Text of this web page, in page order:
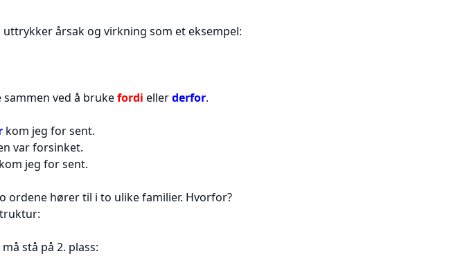
årsak og virkning som et eksempel:
ved å brukefordi ellerderfor.
kom jeg for sent.
var forsinket.
jeg for sent.
ordene hører til i to ulike familier. Hvorfor?
stå på 2. plass: